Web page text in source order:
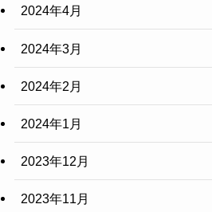
2024年4月
2024年3月
2024年2月
2024年1月
2023年12月
2023年11月